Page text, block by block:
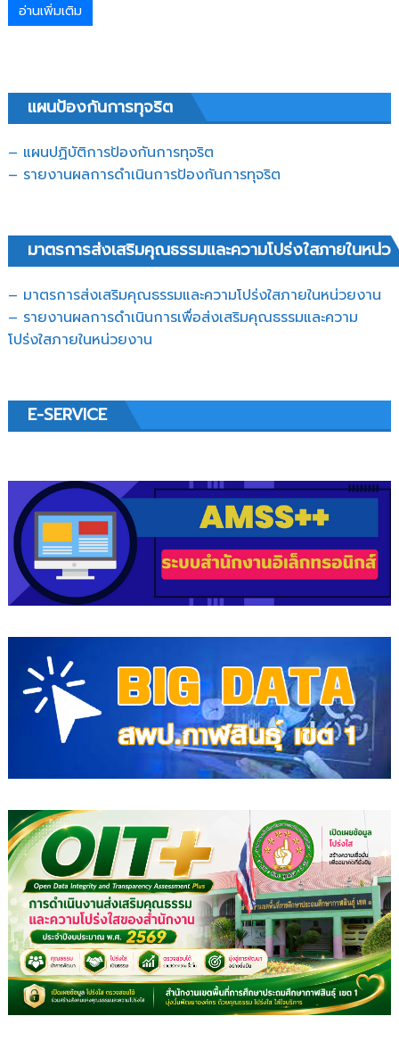
อ่านเพิ่มเติม
แผนป้องกันการทุจริต
– แผนปฏิบัติการป้องกันการทุจริต
– รายงานผลการดำเนินการป้องกันการทุจริต
มาตรการส่งเสริมคุณธรรมและความโปร่งใสภายในหน่ว
– มาตรการส่งเสริมคุณธรรมและความโปร่งใสภายในหน่วยงาน
– รายงานผลการดำเนินการเพื่อส่งเสริมคุณธรรมและความ
โปร่งใสภายในหน่วยงาน
E-SERVICE